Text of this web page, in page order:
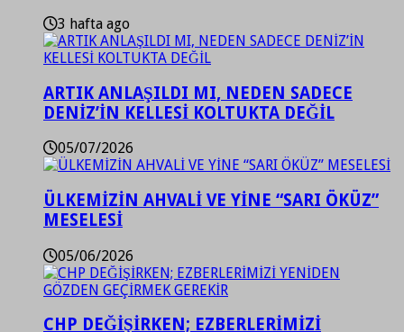
3 hafta ago
ARTIK ANLAŞILDI MI, NEDEN SADECE
DENİZ’İN KELLESİ KOLTUKTA DEĞİL
05/07/2026
ÜLKEMİZİN AHVALİ VE YİNE “SARI ÖKÜZ”
MESELESİ
05/06/2026
CHP DEĞİŞİRKEN; EZBERLERİMİZİ